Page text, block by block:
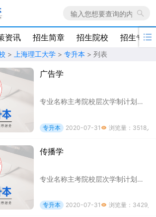
资讯 招生简章 招生院校 招生专业

> 上海理工大学 > 专升本 > 列表
广告学
专业名称主考院校层次学制计划数考试科目备注广告学上海理工大学专升本2年251 出版综合2 英语退役士兵考生的考试科目为相应大组的科目4无男
专升本 2020-07-31  浏览量：3518人
传播学
专业名称主考院校层次学制计划数考试科目备注传播学上海理工大学专升本2年151 出版综合2 英语退役士兵考生的考试科目为相应大组的科目3无男
专升本 2020-07-31  浏览量：3429人